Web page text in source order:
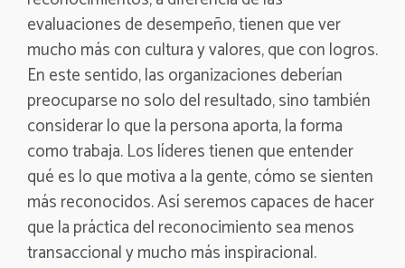
evaluaciones de desempeño, tienen que ver
mucho más con cultura y valores, que con logros.
En este sentido, las organizaciones deberían
preocuparse no solo del resultado, sino también
considerar lo que la persona aporta, la forma
como trabaja. Los líderes tienen que entender
qué es lo que motiva a la gente, cómo se sienten
más reconocidos. Así seremos capaces de hacer
que la práctica del reconocimiento sea menos
transaccional y mucho más inspiracional.